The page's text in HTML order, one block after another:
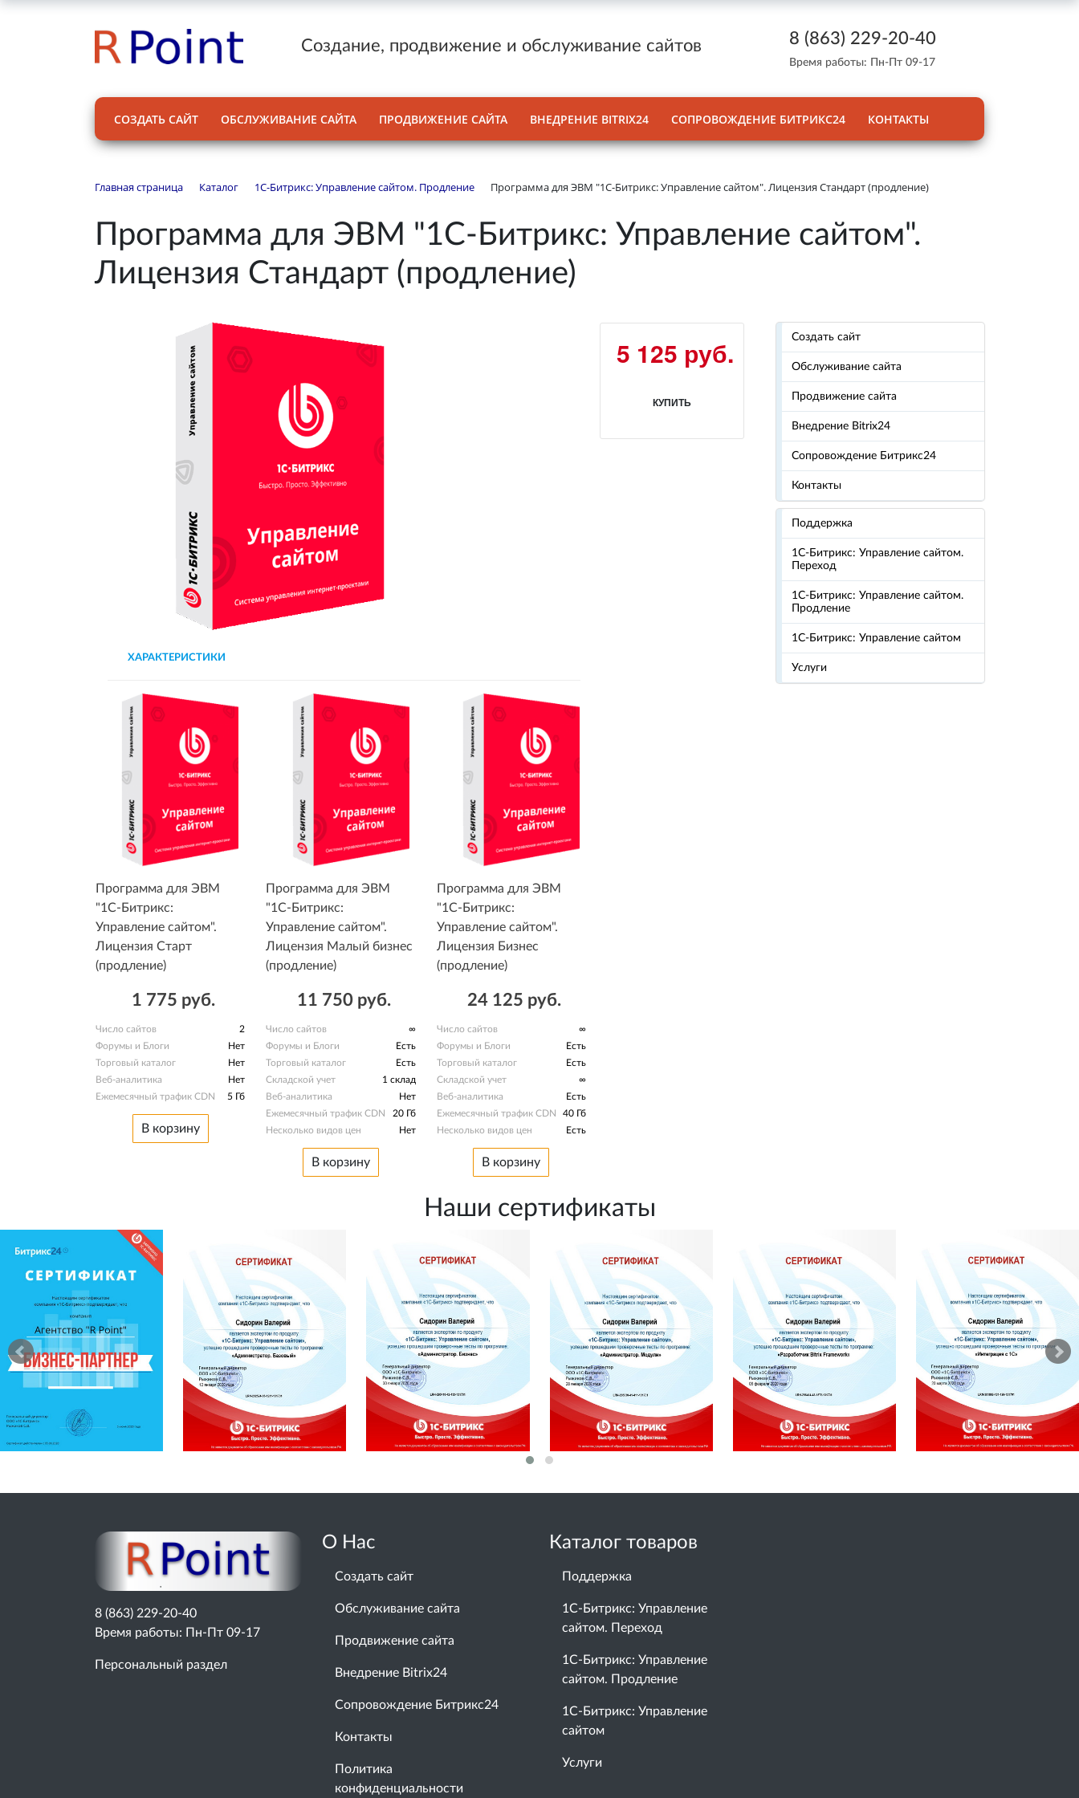
Создание, продвижение и обслуживание сайтов 8 (863) 229-20-40
Время работы: Пн-Пт 09-17
СОЗДАТЬ САЙТ ОБСЛУЖИВАНИЕ САЙТА ПРОДВИЖЕНИЕ САЙТА ВНЕДРЕНИЕ BITRIX24 СОПРОВОЖДЕНИЕ БИТРИКС24 КОНТАКТЫ
Главная страница Каталог 1С-Битрикс: Управление сайтом. Продление Программа для ЭВМ "1С-Битрикс: Управление сайтом". Лицензия Стандарт (продление)
Программа для ЭВМ "1С-Битрикс: Управление сайтом".
Лицензия Стандарт (продление)
5 125 руб.
КУПИТЬ
ХАРАКТЕРИСТИКИ
Программа для ЭВМ
"1С-Битрикс:
Управление сайтом".
Лицензия Старт
(продление)
1 775 руб.
Число сайтов
2
Форумы и Блоги
Нет
Торговый каталог
Нет
Веб-аналитика
Нет
Ежемесячный трафик CDN
5 Гб
В корзину
Программа для ЭВМ
"1С-Битрикс:
Управление сайтом".
Лицензия Малый бизнес
(продление)
11 750 руб.
Число сайтов
∞
Форумы и Блоги
Есть
Торговый каталог
Есть
Складской учет
1 склад
Веб-аналитика
Нет
Ежемесячный трафик CDN
20 Гб
Несколько видов цен
Нет
В корзину
Программа для ЭВМ
"1С-Битрикс:
Управление сайтом".
Лицензия Бизнес
(продление)
24 125 руб.
Число сайтов
∞
Форумы и Блоги
Есть
Торговый каталог
Есть
Складской учет
∞
Веб-аналитика
Есть
Ежемесячный трафик CDN
40 Гб
Несколько видов цен
Есть
В корзину
Создать сайт
Обслуживание сайта
Продвижение сайта
Внедрение Bitrix24
Сопровождение Битрикс24
Контакты
Поддержка
1С-Битрикс: Управление сайтом.
Переход
1С-Битрикс: Управление сайтом.
Продление
1С-Битрикс: Управление сайтом
Услуги
Наши сертификаты
О Нас
Создать сайт
Обслуживание сайта
Продвижение сайта
Внедрение Bitrix24
Сопровождение Битрикс24
Контакты
Политика
конфиденциальности
Каталог товаров
Поддержка
1С-Битрикс: Управление
сайтом. Переход
1С-Битрикс: Управление
сайтом. Продление
1С-Битрикс: Управление
сайтом
Услуги
8 (863) 229-20-40
Время работы: Пн-Пт 09-17
Персональный раздел